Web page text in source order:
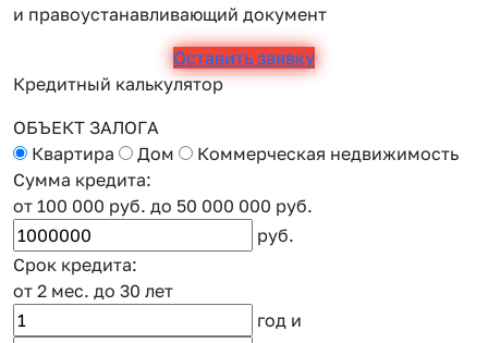
и правоустанавливающий документ
Оставить заявку
Кредитный калькулятор
ОБЪЕКТ ЗАЛОГА
Квартира
Дом
Коммерческая недвижимость
Сумма кредита:
от 100 000 руб. до 50 000 000 руб.
руб.
Срок кредита:
от 2 мес. до 30 лет
год и